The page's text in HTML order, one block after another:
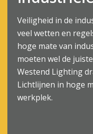
Veiligheid in de
veel wetten en
hoge mate van
moeten wel de
Westend Lighting
Lichtlijnen in hoge
werkplek.